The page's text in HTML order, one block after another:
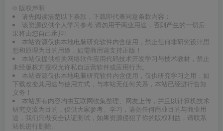
© 版权声明
请先阅读清楚以下条款，下载即代表同意条款内容：
该资源仅供个人学习参考,请勿用于商业用途，否则产生的一切后
果将由您自己承担!
本站资源仅供本地电脑研究软件内含使用，禁止任何非研究设计思
想和原理为目的用途，如需商用请支持正版！
本站仅提供相关网络软件应用代码技术开发学习与技术教材，禁止
未经版权方授权允许私自运营软件或应用行为。
本站资源仅供本地电脑研究软件内含使用，仅供研究学习之用，如
下载改变其用途与使用方式，与本站无任何关系，本站已经进行告知
义务！
本站所有内容均由互联网收集整理、网友上传，并且以计算机技术
研究交流为目的，仅供大家参考、学习，请勿任何商业目的与商业用
途，我们只做安全认证测试，如果资源侵犯了你的版权利益，请联系
站长进行删除。